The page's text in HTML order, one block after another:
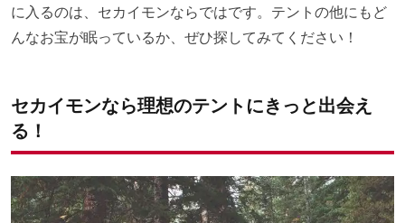
に入るのは、セカイモンならではです。テントの他にもど
んなお宝が眠っているか、ぜひ探してみてください！
セカイモンなら理想のテントにきっと出会え
る！